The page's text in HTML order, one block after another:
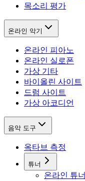
목소리 평가
온라인 악기
온라인 피아노
온라인 실로폰
가상 기타
바이올린 사이트
드럼 사이트
가상 아코디언
음악 도구
옥타브 측정
튜너
온라인 튜너